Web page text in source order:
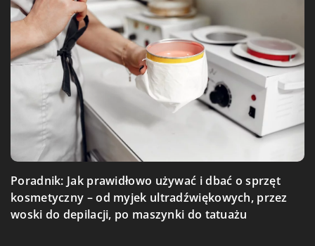
Jak stworzyć przyjazne środowisko do nauki i
rozwoju dla dzieci w domu?
Zalety studiowania pedagogiki resocjalizacyjnej: Jak
pomagać innym i rozwijać się zawodowo
Poradnik: Jak prawidłowo używać i dbać o sprzęt
kosmetyczny – od myjek ultradźwiękowych, przez
woski do depilacji, po maszynki do tatuażu